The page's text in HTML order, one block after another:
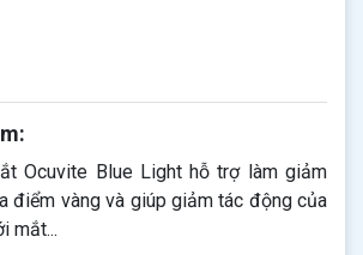
Ocuvite Blue Light hỗ trợ làm giảm
điểm vàng và giúp giảm tác động của
mắt...